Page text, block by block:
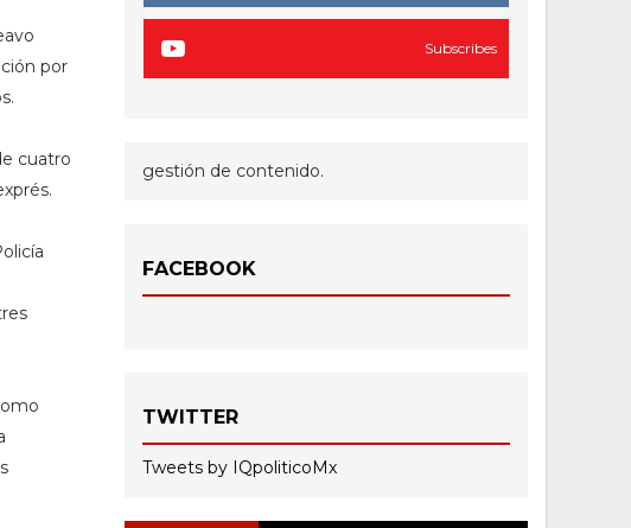
por
cuatro
Subscribes
gestión de contenido.
FACEBOOK
TWITTER
Tweets by IQpoliticoMx